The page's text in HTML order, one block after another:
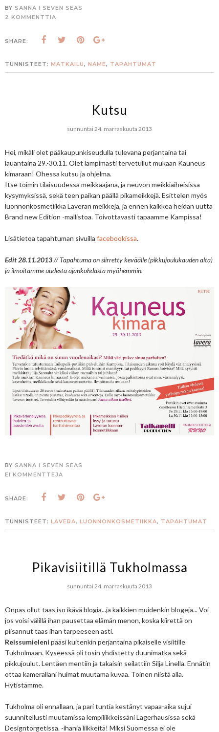
BY SANNA I SEVEN SEAS
2 KOMMENTTIA
SHARE:
TUNNISTEET: MATKAILU, NAME, TAPAHTUMAT
Kutsu
sunnuntai 24. marraskuuta 2013
Hei, mikäli olet pääkaupunkiseudulla tulevana perjantaina tai
lauantaina 29.-30.11. Olet lämpimästi tervetullut mukaan Kauneus
kimaraan! Ohessa kutsu ja ohjelma.
Itse toimin tilaisuudessa meikkaajana, ja neuvon meikkiaiheisissa
kysymyksissä, sekä teen paikan päällä pikameikkejä. Esittelen myös
luonnonkosmetiikka Laveran meikkejä, ja ennen kaikkea heidän uutta
Brand new Edition -mallistoa. Toivottavasti tapaamme Kampissa!
Lisätietoa tapahtuman sivuilla facebookissa.
Edit 28.11.2013// Tapahtuma on siirretty keväälle (pikkujoulukauden alta)
ja ilmoitamme uudesta ajankohdasta myöhemmin.
BY SANNA I SEVEN SEAS
EI KOMMENTTEJA
SHARE:
TUNNISTEET: LAVERA, LUONNONKOSMETIIKKA, TAPAHTUMAT
Pikavisiitillä Tukholmassa
sunnuntai 24. marraskuuta 2013
Onpas ollut taas iso ikävä blogia...ja kaikkien muidenkin blogeja... Voi
jos voisi välillä ihan pausettaa elämän menon, koska kiirettä on
piisannut taas ihan tarpeeseen asti.
Reissumieleni pääsi kuitenkin perjantaina pikaiselle visiitille
Tukholmaan. Kyseessä oli tosin yhdistetty duunimatka sekä
pikkujoulut. Lentäen mentiin ja takaisin seilattiin Silja Linella. Ennätin
ottaa kamerallani huimat muutama kuvaa. Toinen niistä alla.
Hytistämme.
Tukholma oli ennallaan, ja pari tuntia kestänyt vapaa-aika sujui
suunnitellusti muutamissa lempiliikkeissäni Lagerhausissa sekä
Designtorgetissa. -ihania liikkeitä! Miksi Suomessa ei ole